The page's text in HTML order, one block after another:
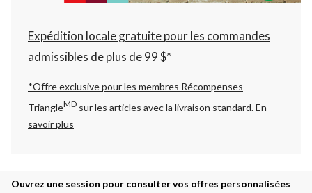
Expédition locale gratuite pour les commandes
admissibles de plus de 99 $*
*Offre exclusive pour les membres Récompenses
TriangleMD sur les articles avec la livraison standard.En
savoir plus
Ouvrez une session pour consulter vos offres personnalisées